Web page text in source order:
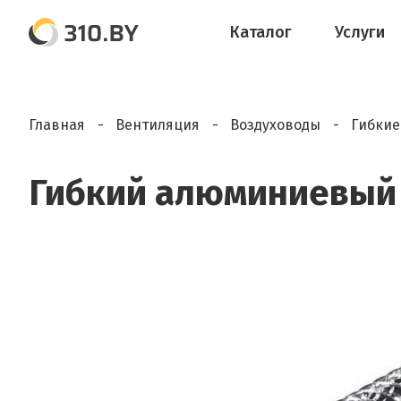
Каталог Услуги
Главная Вентиляция Воздуховоды
Гибкий алюминиевый